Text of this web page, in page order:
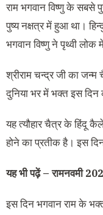
राम भगवान विष्णु के सबसे
पुष्य नक्षत्र में हुआ था।
भगवान विष्णु ने पृथ्वी लोक
श्रीराम चन्द्र जी का
दुनिया भर में भक्त इस
यह त्यौहार चैत्र के हिंदू
होने का प्रतीक है। इस
यह भी पढ़ें –रामनवमी
इस दिन भगवान राम के